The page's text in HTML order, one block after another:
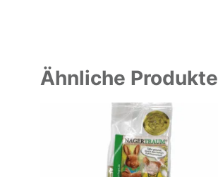
Ähnliche Produkte